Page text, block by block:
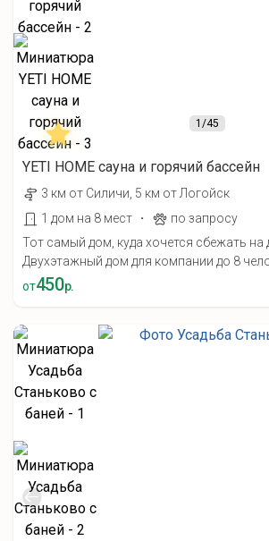
1/45
YETI HOME cауна и горячий бассейн
3 км от Силичи, 5 км от Логойск
1 дом на 8 мест
·
по запросу
Тот самый дом, куда хочется сбежать на
Двухэтажный дом для компании до 8
от450р.